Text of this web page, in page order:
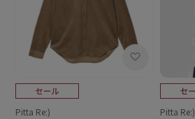
Pitta Re:) Pitta Re:)